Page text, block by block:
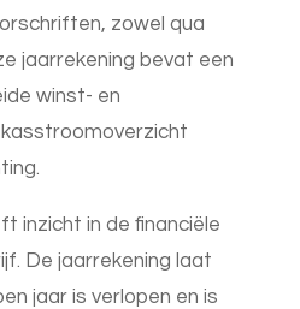
zowel qua
jaarrekening bevat een
winst- en
inzicht in de financiële
De jaarrekening laat
jaar is verlopen en is